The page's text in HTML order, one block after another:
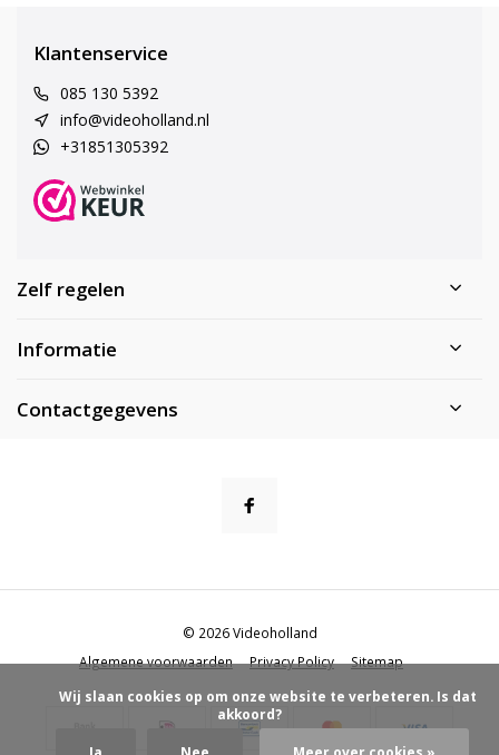
Klantenservice
085 130 5392
info@videoholland.nl
+31851305392
Zelf regelen
Informatie
Contactgegevens
Algemene voorwaarden Privacy Policy Sitemap
© 2026 Videoholland
akkoord?